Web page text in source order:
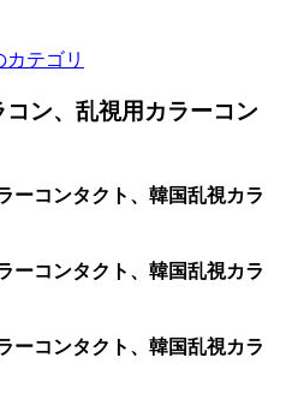
テゴリ
ン、乱視用カラーコン
ーコンタクト、韓国乱視カラ
ーコンタクト、韓国乱視カラ
ーコンタクト、韓国乱視カラ